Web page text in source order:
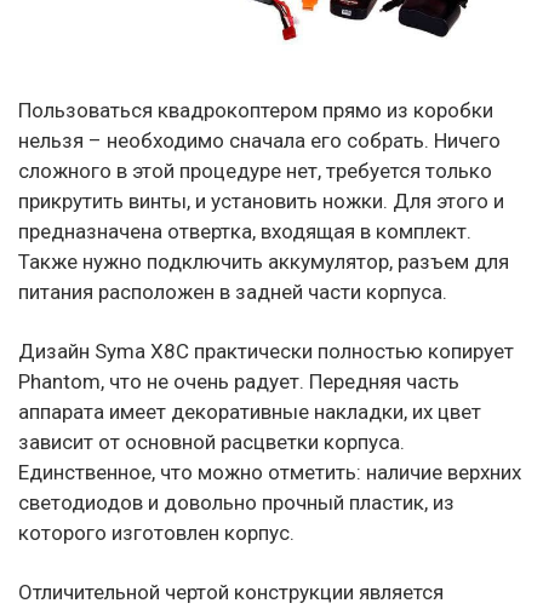
Пользоваться квадрокоптером прямо из коробки
нельзя – необходимо сначала его собрать. Ничего
сложного в этой процедуре нет, требуется только
прикрутить винты, и установить ножки. Для этого и
предназначена отвертка, входящая в комплект.
Также нужно подключить аккумулятор, разъем для
питания расположен в задней части корпуса.
Дизайн Syma X8C практически полностью копирует
Phantom, что не очень радует. Передняя часть
аппарата имеет декоративные накладки, их цвет
зависит от основной расцветки корпуса.
Единственное, что можно отметить: наличие верхних
светодиодов и довольно прочный пластик, из
которого изготовлен корпус.
Отличительной чертой конструкции является